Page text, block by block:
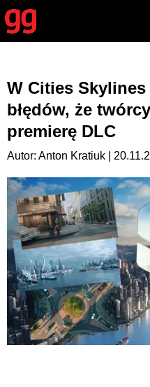
W Cities
błędów, że
premierę DLC
Autor: Anton Kratiuk |